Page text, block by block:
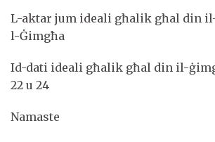
L-aktar jum ideali għalik għal din
l-Ġimgħa
Id-dati ideali għalik għal din il-
22 u 24
Namaste